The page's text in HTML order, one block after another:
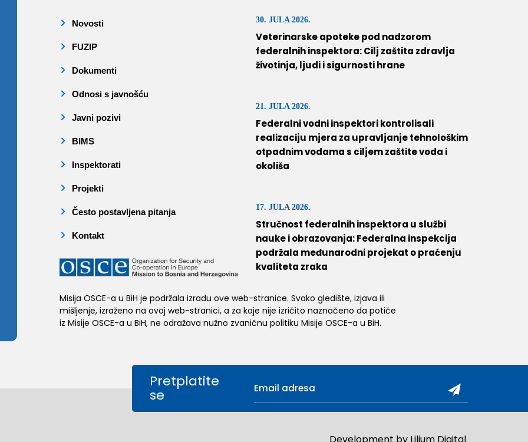
Novosti
FUZIP
Dokumenti
Odnosi s javnošću
Javni pozivi
BIMS
Inspektorati
Projekti
Često postavljena pitanja
Kontakt
Misija OSCE-a u BiH je podržala izradu ove web-stranice. Svako gledište, izjava ili
mišljenje, izraženo na ovoj web-stranici, a za koje nije izričito naznačeno da potiče
iz Misije OSCE-a u BiH, ne odražava nužno zvaničnu politiku Misije OSCE-a u BiH.
30. JULA 2026.
Veterinarske apoteke pod nadzorom
federalnih inspektora: Cilj zaštita zdravlja
životinja, ljudi i sigurnosti hrane
21. JULA 2026.
Federalni vodni inspektori kontrolisali
realizaciju mjera za upravljanje tehnološkim
otpadnim vodama s ciljem zaštite voda i
okoliša
17. JULA 2026.
Stručnost federalnih inspektora u službi
nauke i obrazovanja: Federalna inspekcija
podržala međunarodni projekat o praćenju
kvaliteta zraka
Pretplatite
se